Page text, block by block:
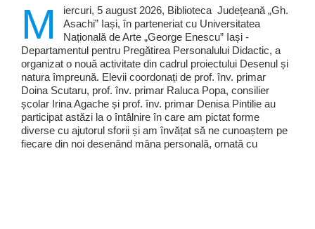
M
iercuri, 5 august 2026, Biblioteca Județeană „Gh.
Asachi” Iași, în parteneriat cu Universitatea
Națională de Arte „George Enescu” Iași -
Departamentul pentru Pregătirea Personalului Didactic, a
organizat o nouă activitate din cadrul proiectului Desenul și
natura împreună. Elevii coordonați de prof. înv. primar
Doina Scutaru, prof. înv. primar Raluca Popa, consilier
școlar Irina Agache și prof. înv. primar Denisa Pintilie au
participat astăzi la o întâlnire în care am pictat forme
diverse cu ajutorul sforii și am învățat să ne cunoaștem pe
fiecare din noi desenând mâna personală, ornată cu